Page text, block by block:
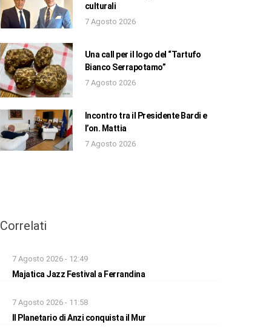
culturali
7 Agosto 2026
Una call per il logo del “Tartufo
Bianco Serrapotamo”
7 Agosto 2026
Incontro tra il Presidente Bardi e
l’on. Mattia
7 Agosto 2026
Correlati
7 Agosto 2026 - 12:49
Majatica Jazz Festival a Ferrandina
7 Agosto 2026 - 11:58
Il Planetario di Anzi conquista il Mur